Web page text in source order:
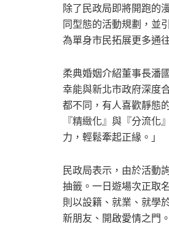
除了民政局即將開跑的
同型態的活動規劃，並
為單身市民拓展更多通
柔典婚姻介紹董事長潘
幸能與新北市政府深度
都不同，有人喜歡靜態
『精緻化』與『分流
力，輕鬆牽起正緣。」
民政局表示，由於活動
抽籤。一日遊場次正取
則以設籍、就業、就學
新朋友、開啟愛情之門。